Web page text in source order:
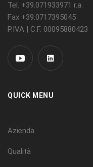
Tel. +39.071933971 r.a.
Fax +39.0717395045
P.IVA | C.F. 00095880423
QUICK MENU
Azienda
Qualità